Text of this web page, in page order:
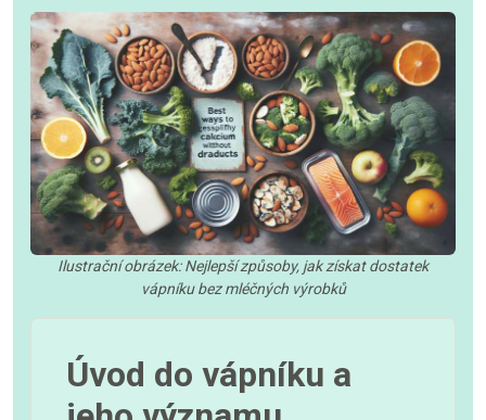
Ilustrační obrázek: Nejlepší způsoby, jak získat dostatek
vápníku bez mléčných výrobků
Úvod do vápníku a